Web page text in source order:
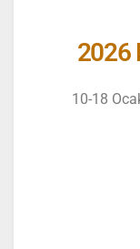
2026
10-18